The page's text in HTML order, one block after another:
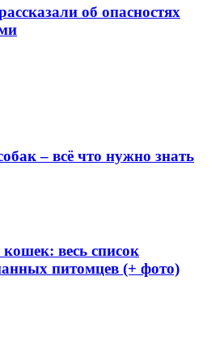
об опасностях
– всё что нужно знать
весь список
питомцев (+ фото)